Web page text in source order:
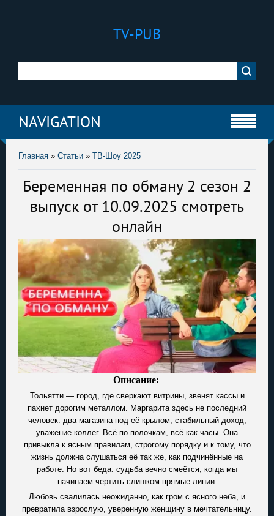
TV-PUB
NAVIGATION
Главная » Статьи » ТВ-Шоу 2025
Беременная по обману 2 сезон 2
выпуск от 10.09.2025 смотреть
онлайн
Описание:
Тольятти — город, где сверкают витрины, звенят кассы и
пахнет дорогим металлом. Маргарита здесь не последний
человек: два магазина под её крылом, стабильный доход,
уважение коллег. Всё по полочкам, всё как часы. Она
привыкла к ясным правилам, строгому порядку и к тому, что
жизнь должна слушаться её так же, как подчинённые на
работе. Но вот беда: судьба вечно смеётся, когда мы
начинаем чертить слишком прямые линии.
Любовь свалилась неожиданно, как гром с ясного неба, и
превратила взрослую, уверенную женщину в мечтательницу.